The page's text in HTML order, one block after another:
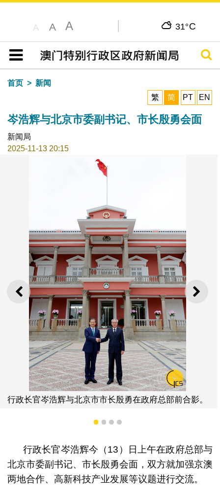
A A A 31°C
目录
搜寻
首页
新闻
繁
简 PT EN
岑浩辉与北京市委副书记、市长殷勇会面
新闻局
2025-11-13 20:15
上一则 下一
在政府总部前合影。
行政长官岑浩辉与北京
1 2 3 4
行政长官岑浩辉今（13）日上午在政府总部与
北京市委副书记、市长殷勇会面，双方就加强京澳
两地合作、高新科技产业发展等议题进行交流。